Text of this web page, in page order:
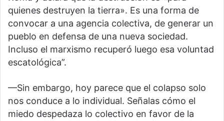
quienes destruyen la tierra». Es una forma de
convocar a una agencia colectiva, de generar un
pueblo en defensa de una nueva sociedad.
Incluso el marxismo recuperó luego esa voluntad
escatológica”.
—Sin embargo, hoy parece que el colapso solo
nos conduce a lo individual. Señalas cómo el
miedo despedaza lo colectivo en favor de la